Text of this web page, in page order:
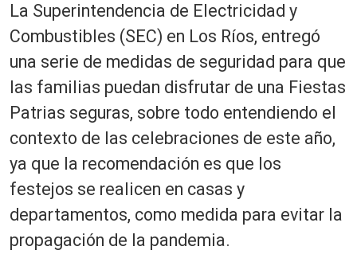
v
í
e
o
La Superintendencia de Electricidad y
Combustibles (SEC) en Los Ríos, entregó
una serie de medidas de seguridad para que
las familias puedan disfrutar de una Fiestas
Patrias seguras, sobre todo entendiendo el
contexto de las celebraciones de este año,
ya que la recomendación es que los
festejos se realicen en casas y
departamentos, como medida para evitar la
propagación de la pandemia.